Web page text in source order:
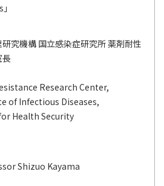
究機構 国立感染症研究所 薬剤耐性
Research Center,
of Infectious Diseases,
Health Security
Shizuo Kayama